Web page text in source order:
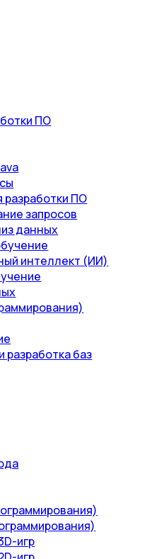
ПО
ПО
запросов
данных
интеллект (ИИ)
разработка баз
игр